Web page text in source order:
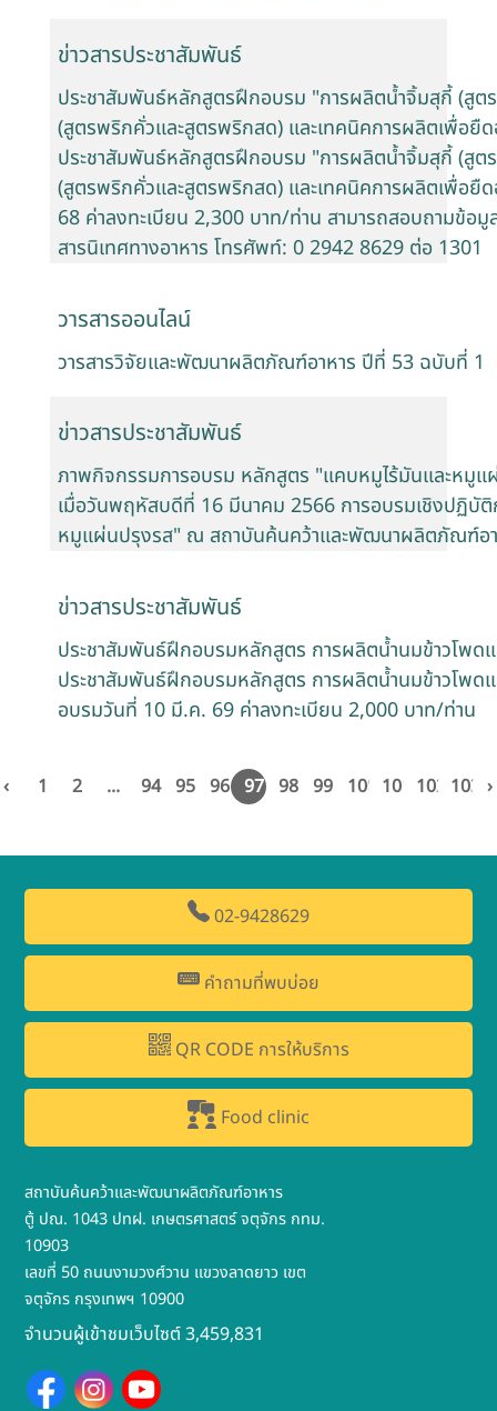
ข่าวสารประชาสัมพันธ์
ประชาสัมพันธ์หลักสูตรฝึกอบรม "การผลิตน้ำจิ้มสุกี้ (สูต
(สูตรพริกคั่วและสูตรพริกสด) และเทคนิคการผลิตเพื่อยืด
ประชาสัมพันธ์หลักสูตรฝึกอบรม "การผลิตน้ำจิ้มสุกี้ (สูต
(สูตรพริกคั่วและสูตรพริกสด) และเทคนิคการผลิตเพื่อ
68 ค่าลงทะเบียน 2,300 บาท/ท่าน สามารถสอบถามข้อ
สารนิเทศทางอาหาร โทรศัพท์: 0 2942 8629 ต่อ 1301
วารสารออนไลน์
วารสารวิจัยและพัฒนาผลิตภัณฑ์อาหาร ปีที่ 53 ฉบับที่ 1
ข่าวสารประชาสัมพันธ์
ภาพกิจกรรมการอบรม หลักสูตร "แคบหมูไร้มันและหมูแ
เมื่อวันพฤหัสบดีที่ 16 มีนาคม 2566 การอบรมเชิงปฏิบั
หมูแผ่นปรุงรส" ณ สถาบันค้นคว้าและพัฒนาผลิตภัณฑ์อ
ข่าวสารประชาสัมพันธ์
ประชาสัมพันธ์ฝึกอบรมหลักสูตร การผลิตน้ำนมข้าวโพด
ประชาสัมพันธ์ฝึกอบรมหลักสูตร การผลิตน้ำนมข้าวโพด
อบรมวันที่ 10 มี.ค. 69 ค่าลงทะเบียน 2,000 บาท/ท่าน
‹ 1 2 ... 94 95 96 97 98 99 100 101 102 103 ›
02-9428629
คำถามที่พบบ่อย
QR CODE การให้บริการ
Food clinic
สถาบันค้นคว้าและพัฒนาผลิตภัณฑ์อาหาร
ตู้ ปณ. 1043 ปทฝ. เกษตรศาสตร์ จตุจักร กทม.
10903
เลขที่ 50 ถนนงามวงศ์วาน แขวงลาดยาว เขต
จตุจักร กรุงเทพฯ 10900
จำนวนผู้เข้าชมเว็บไซต์ 3,459,831